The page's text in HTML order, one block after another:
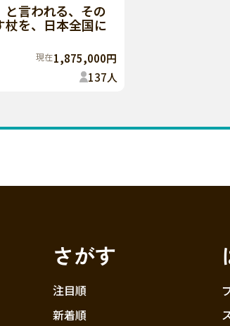
と言われる、その
杖を、日本全国に
現在1,875,000円
137人
さがす
注目順
新着順